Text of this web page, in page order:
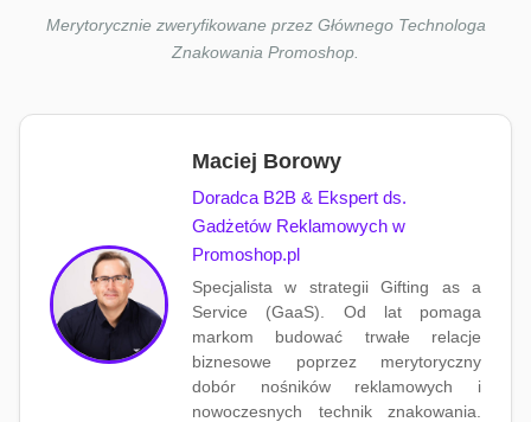
Merytorycznie zweryfikowane przez Głównego Technologa
Znakowania Promoshop.
Maciej Borowy
Doradca B2B & Ekspert ds.
Gadżetów Reklamowych w
Promoshop.pl
Specjalista w strategii Gifting as a
Service (GaaS). Od lat pomaga
markom budować trwałe relacje
biznesowe poprzez merytoryczny
dobór nośników reklamowych i
nowoczesnych technik znakowania.